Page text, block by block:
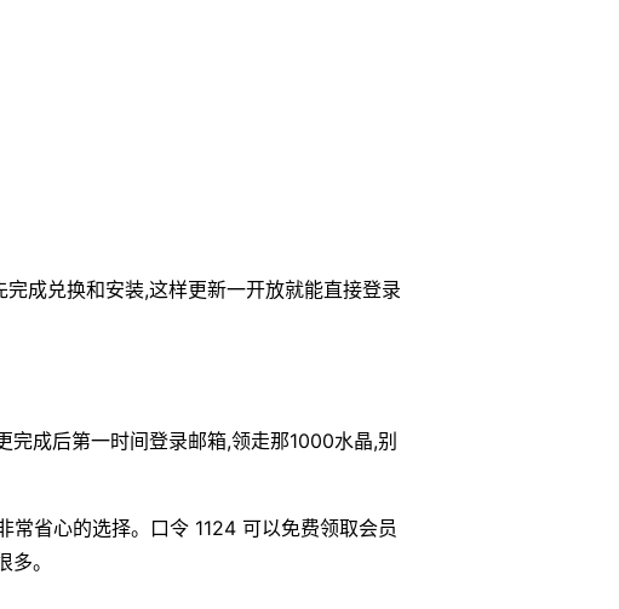
成兑换和安装,这样更新一开放就能直接登录
成后第一时间登录邮箱,领走那1000水晶,别
省心的选择。口令 1124 可以免费领取会员
。